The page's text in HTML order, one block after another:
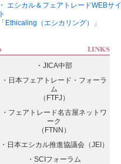
・ エシカル＆フェアトレードWEBサイ
ト
「Ethicaling（エシカリング）」
・JICA中部
・日本フェアトレード・フォーラ
ム
（FTFJ）
・フェアトレード名古屋ネットワ
ーク
（FTNN）
・日本エシカル推進協議会（JEI）
・SCIフォーラム